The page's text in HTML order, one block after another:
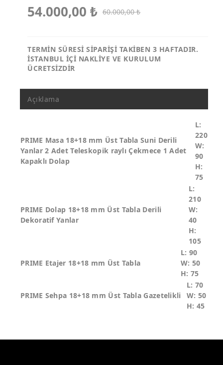
54.000,00 ₺ 60.000,00₺
TERMİN SÜRESİ SİPARİŞİ TAKİBEN 3 HAFTADIR.
İSTANBUL İÇİ NAKLİYE VE KURULUM
ÜCRETSİZDİR
Açıklama
PRIME Masa 18+18 mm Üst Tabla Suni Derili
Yanlar 2 Adet Teleskopik raylı Çekmece 1 Adet
Kapaklı Dolap
L:
220
W:
90
H:
75
PRIME Dolap 18+18 mm Üst Tabla Derili
Dekoratif Yanlar
L:
210
W:
40
H:
105
PRIME Etajer 18+18 mm Üst Tabla
L: 90
W: 50
H: 75
PRIME Sehpa 18+18 mm Üst Tabla Gazetelikli
L: 70
W: 50
H: 45